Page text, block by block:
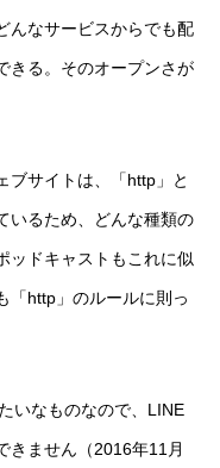
んなサービスからでも配
きる。そのオープンさが
ブサイトは、「http」と
いるため、どんな種類の
ッドキャストもこれに似
「http」のルールに則っ
いなものなので、LINE
きません（2016年11月